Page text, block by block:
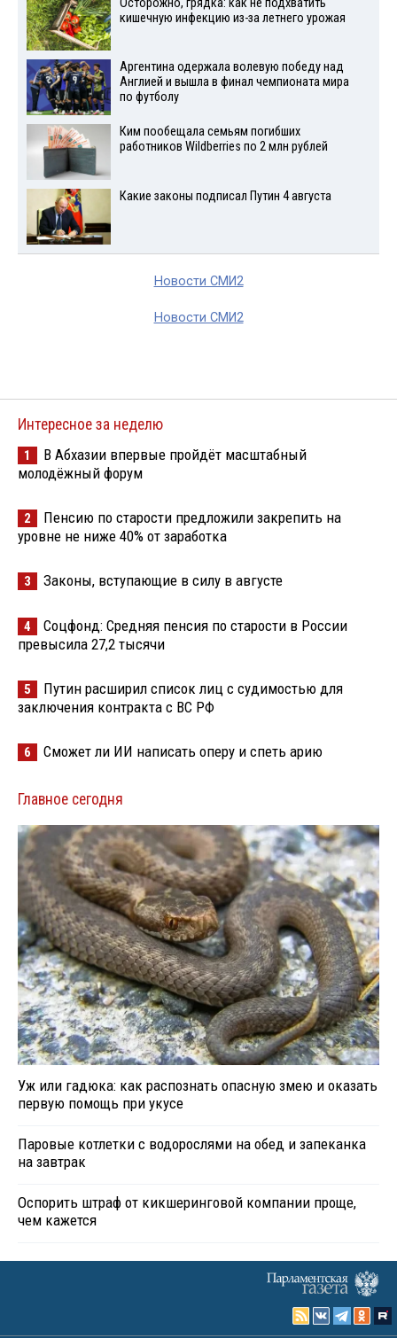
кишечную инфекцию из-за летнего урожая
Аргентина одержала волевую победу над
Англией и вышла в финал чемпионата мира
по футболу
Ким пообещала семьям погибших
работников Wildberries по 2 млн рублей
Какие законы подписал Путин 4 августа
Новости СМИ2
Новости СМИ2
Интересное за неделю
1
В Абхазии впервые пройдёт масштабный
молодёжный форум
2
Пенсию по старости предложили закрепить на
уровне не ниже 40% от заработка
3 Законы, вступающие в силу в августе
4
Соцфонд: Средняя пенсия по старости в России
превысила 27,2 тысячи
5
Путин расширил список лиц с судимостью для
заключения контракта с ВС РФ
6 Сможет ли ИИ написать оперу и спеть арию
Главное сегодня
Уж или гадюка: как распознать опасную змею и оказать
первую помощь при укусе
Паровые котлетки с водорослями на обед и запеканка
на завтрак
Оспорить штраф от кикшеринговой компании проще,
чем кажется